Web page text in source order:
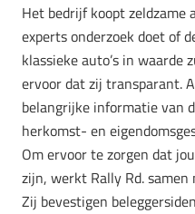
Het bedrijf koopt zeldzame
experts onderzoek doet of
klassieke auto’s in waarde
ervoor dat zij transparant.
belangrijke informatie van
herkomst- en
Om ervoor te zorgen dat
zijn, werkt Rally Rd.
Zij bevestigen